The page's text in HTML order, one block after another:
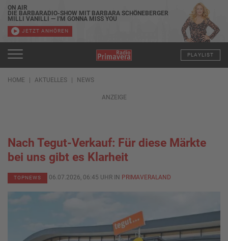
ON AIR
DIE BARBARADIO-SHOW MIT BARBARA SCHÖNEBERGER
MILLI VANILLI — I'M GONNA MISS YOU
JETZT ANHÖREN
PLAYLIST
HOME AKTUELLES NEWS
ANZEIGE
Nach Tegut-Verkauf: Für diese Märkte
bei uns gibt es Klarheit
TOPNEWS 06.07.2026, 06:45 UHR IN PRIMAVERALAND